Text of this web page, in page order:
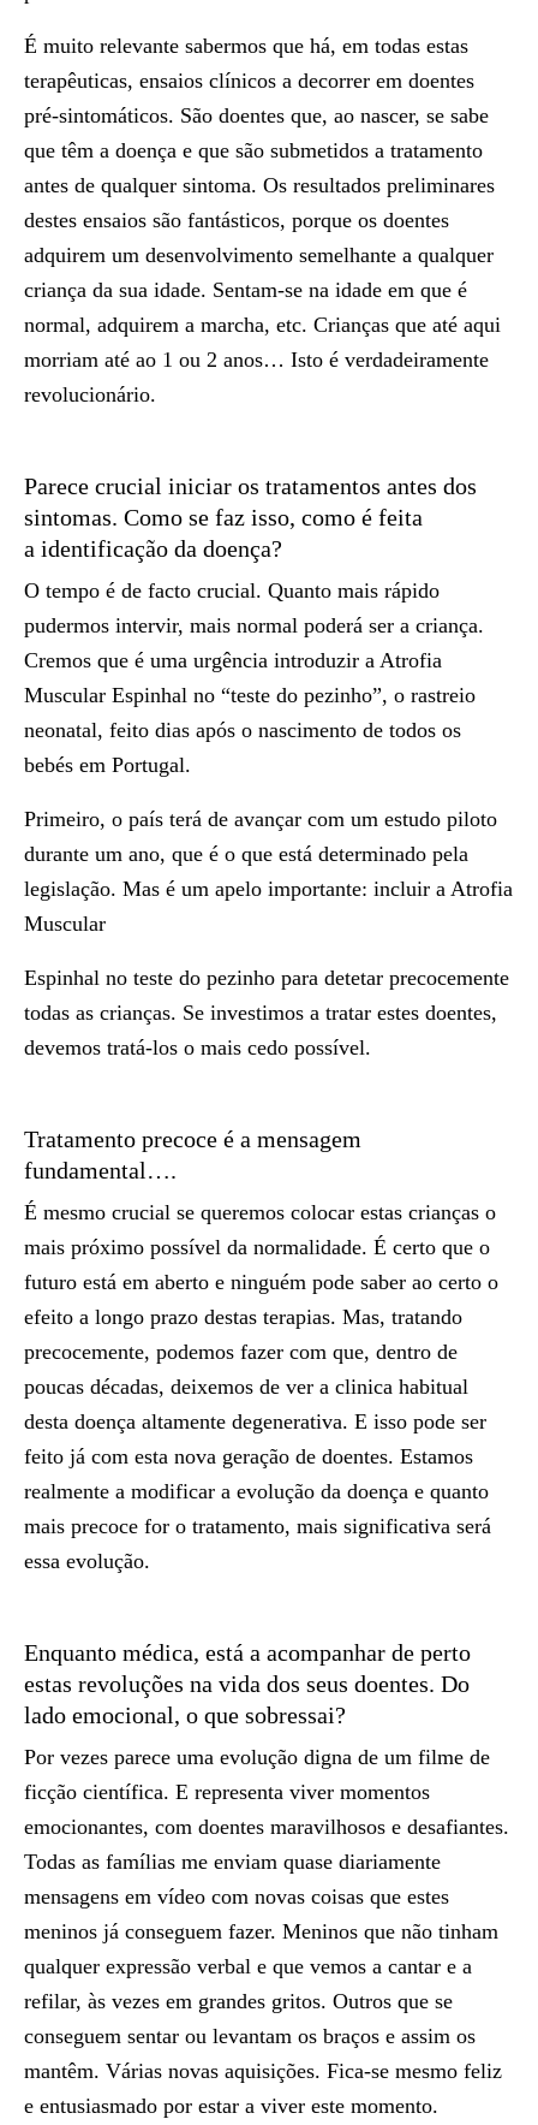
É muito relevante sabermos que há, em todas estas
terapêuticas, ensaios clínicos a decorrer em doentes
pré-sintomáticos. São doentes que, ao nascer, se sabe
que têm a doença e que são submetidos a tratamento
antes de qualquer sintoma. Os resultados preliminares
destes ensaios são fantásticos, porque os doentes
adquirem um desenvolvimento semelhante a qualquer
criança da sua idade. Sentam-se na idade em que é
normal, adquirem a marcha, etc. Crianças que até aqui
morriam até ao 1 ou 2 anos… Isto é verdadeiramente
revolucionário.
Parece crucial iniciar os tratamentos antes dos
sintomas. Como se faz isso, como é feita
a identificação da doença?
O tempo é de facto crucial. Quanto mais rápido
pudermos intervir, mais normal poderá ser a criança.
Cremos que é uma urgência introduzir a Atrofia
Muscular Espinhal no “teste do pezinho”, o rastreio
neonatal, feito dias após o nascimento de todos os
bebés em Portugal.
Primeiro, o país terá de avançar com um estudo piloto
durante um ano, que é o que está determinado pela
legislação. Mas é um apelo importante: incluir a Atrofia
Muscular
Espinhal no teste do pezinho para detetar precocemente
todas as crianças. Se investimos a tratar estes doentes,
devemos tratá-los o mais cedo possível.
Tratamento precoce é a mensagem
fundamental….
É mesmo crucial se queremos colocar estas crianças o
mais próximo possível da normalidade. É certo que o
futuro está em aberto e ninguém pode saber ao certo o
efeito a longo prazo destas terapias. Mas, tratando
precocemente, podemos fazer com que, dentro de
poucas décadas, deixemos de ver a clinica habitual
desta doença altamente degenerativa. E isso pode ser
feito já com esta nova geração de doentes. Estamos
realmente a modificar a evolução da doença e quanto
mais precoce for o tratamento, mais significativa será
essa evolução.
Enquanto médica, está a acompanhar de perto
estas revoluções na vida dos seus doentes. Do
lado emocional, o que sobressai?
Por vezes parece uma evolução digna de um filme de
ficção científica. E representa viver momentos
emocionantes, com doentes maravilhosos e desafiantes.
Todas as famílias me enviam quase diariamente
mensagens em vídeo com novas coisas que estes
meninos já conseguem fazer. Meninos que não tinham
qualquer expressão verbal e que vemos a cantar e a
refilar, às vezes em grandes gritos. Outros que se
conseguem sentar ou levantam os braços e assim os
mantêm. Várias novas aquisições. Fica-se mesmo feliz
e entusiasmado por estar a viver este momento.